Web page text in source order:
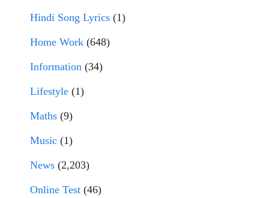
Hindi Song Lyrics (1)
Home Work (648)
Information (34)
Lifestyle (1)
Maths (9)
Music (1)
News (2,203)
Online Test (46)